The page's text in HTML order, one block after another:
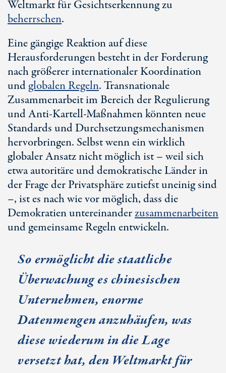
Weltmarkt für Gesichtserkennung zu
beherrschen.
Eine gängige Reaktion auf diese
Herausforderungen besteht in der Forderung
nach größerer internationaler Koordination
undglobalen Regeln. Transnationale
Zusammenarbeit im Bereich der Regulierung
und Anti-Kartell-Maßnahmen könnten neue
Standards und Durchsetzungsmechanismen
hervorbringen. Selbst wenn ein wirklich
globaler Ansatz nicht möglich ist – weil sich
etwa autoritäre und demokratische Länder in
der Frage der Privatsphäre zutiefst uneinig sind
–, ist es nach wie vor möglich, dass die
Demokratien untereinanderzusammenarbeiten
und gemeinsame Regeln entwickeln.
So ermöglicht die staatliche
Überwachung es chinesischen
Unternehmen, enorme
Datenmengen anzuhäufen, was
diese wiederum in die Lage
versetzt hat, den Weltmarkt für